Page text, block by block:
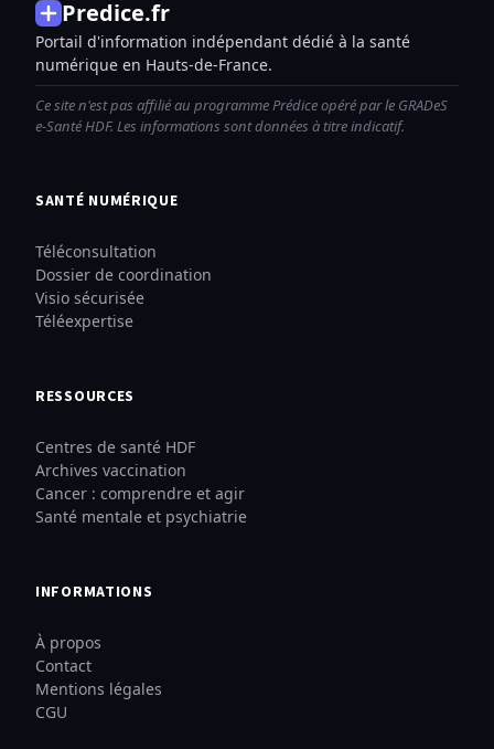
Predice.fr
Portail d'information indépendant dédié à la santé
numérique en Hauts-de-France.
Ce site n'est pas affilié au programme Prédice opéré par le GRADeS
e-Santé HDF. Les informations sont données à titre indicatif.
SANTÉ NUMÉRIQUE
Téléconsultation
Dossier de coordination
Visio sécurisée
Téléexpertise
RESSOURCES
Centres de santé HDF
Archives vaccination
Cancer : comprendre et agir
Santé mentale et psychiatrie
INFORMATIONS
À propos
Contact
Mentions légales
CGU